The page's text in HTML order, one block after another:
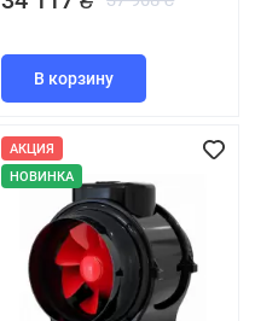
В корзину
АКЦИЯ
НОВИНКА